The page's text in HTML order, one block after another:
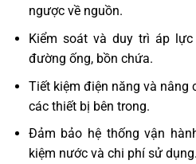
ngược về nguồn.
Kiểm soát và duy trì áp
đường ống, bồn chứa.
Tiết kiệm điện năng và nâng
các thiết bị bên trong.
Đảm bảo hệ thống vận
kiệm nước và chi phí sử dụng.